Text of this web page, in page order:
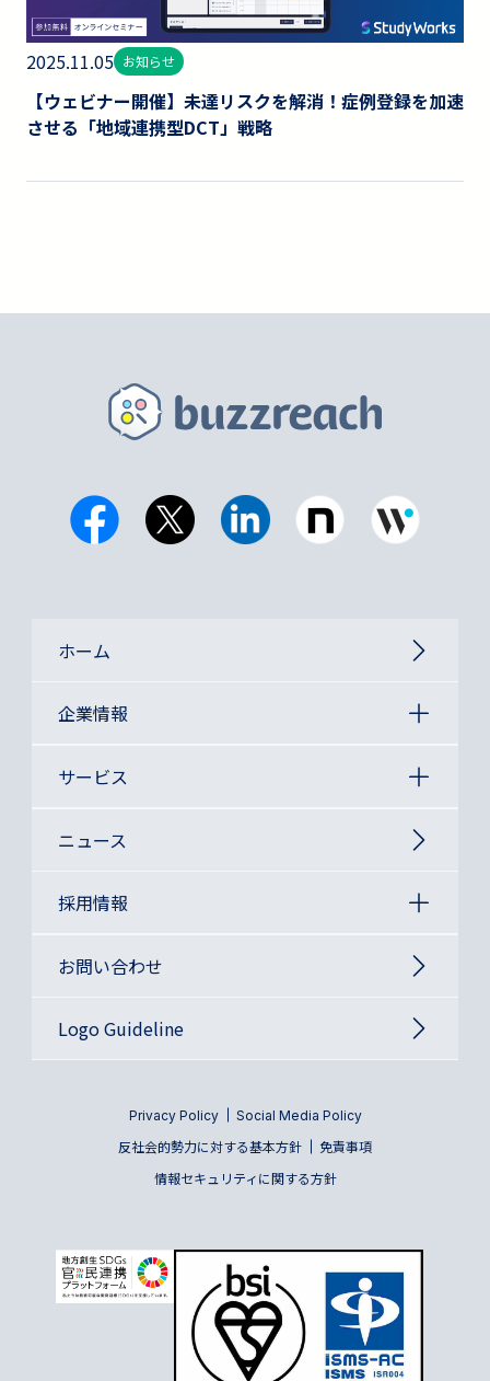
2025.11.05 お知らせ
【ウェビナー開催】未達リスクを解消！症例登録を加速
させる「地域連携型DCT」戦略
ホーム
企業情報
サービス
ニュース
採用情報
お問い合わせ
Logo Guideline
Privacy Policy
Social Media Policy
反社会的勢力に対する基本方針
免責事項
情報セキュリティに関する方針